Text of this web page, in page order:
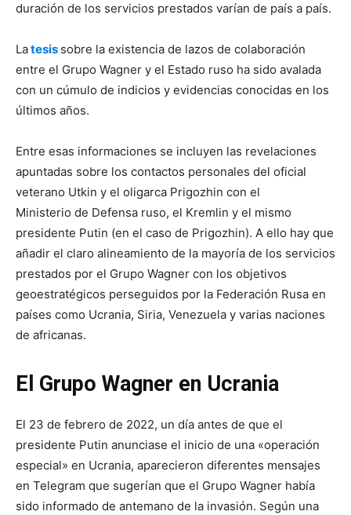
duración de los servicios prestados varían de país a país.
Latesis sobre la existencia de lazos de colaboración
entre el Grupo Wagner y el Estado ruso ha sido avalada
con un cúmulo de indicios y evidencias conocidas en los
últimos años.
Entre esas informaciones se incluyen las revelaciones
apuntadas sobre los contactos personales del oficial
veterano Utkin y el oligarca Prigozhin con el
Ministerio de Defensa ruso, el Kremlin y el mismo
presidente Putin (en el caso de Prigozhin). A ello hay que
añadir el claro alineamiento de la mayoría de los servicios
prestados por el Grupo Wagner con los objetivos
geoestratégicos perseguidos por la Federación Rusa en
países como Ucrania, Siria, Venezuela y varias naciones
de africanas.
El Grupo Wagner en Ucrania
El 23 de febrero de 2022, un día antes de que el
presidente Putin anunciase el inicio de una «operación
especial» en Ucrania, aparecieron diferentes mensajes
en Telegram que sugerían que el Grupo Wagner había
sido informado de antemano de la invasión. Según una